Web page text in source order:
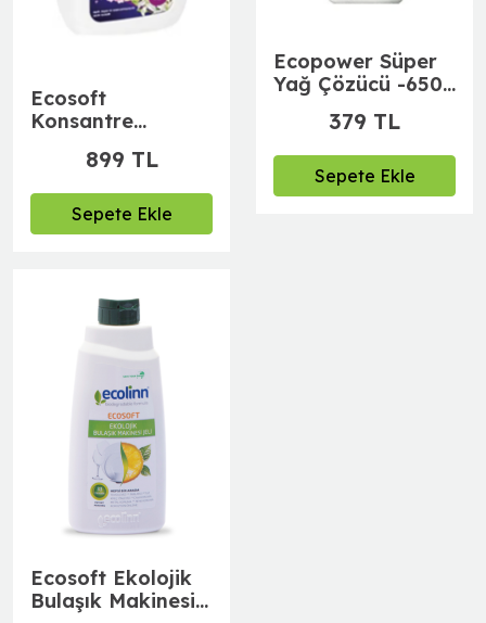
Ecosoft
Konsantre
Temizleyisi - 2500
ml
899 TL
Sepete Ekle
Ecopower Süper
Yağ Çözücü -650
379 TL
Sepete Ekle
Ecosoft Ekolojik
Bulaşık Makinesi